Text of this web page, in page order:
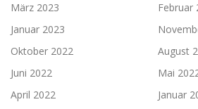
März 2023
Februar
Januar 2023
Oktober 2022
August
Juni 2022
Mai
April 2022
Januar